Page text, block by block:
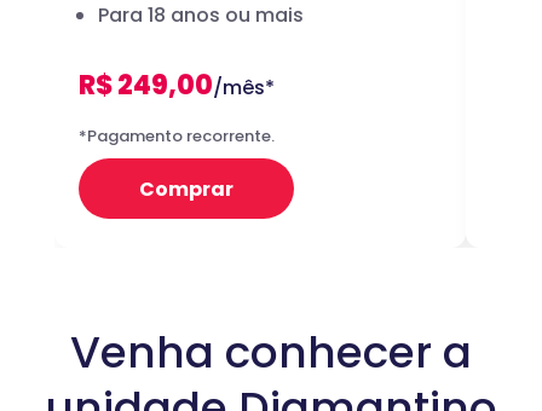
Para 18 anos ou mais
R$ 249,00/mês*
*Pagamento recorrente.
Comprar
Venha conhecer a